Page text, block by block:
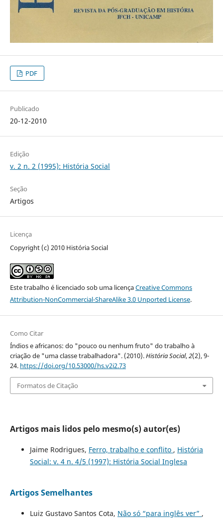
PDF
Publicado
20-12-2010
Edição
v. 2 n. 2 (1995): História Social
Seção
Artigos
Licença
Copyright (c) 2010 História Social
Este trabalho é licenciado sob uma licençaCreative Commons
Attribution-NonCommercial-ShareAlike 3.0 Unported License.
Como Citar
Índios e africanos: do "pouco ou nenhum fruto" do trabalho à
criação de "uma classe trabalhadora". (2010).História Social,2(2), 9-
24. https://doi.org/10.53000/hs.v2i2.73
Formatos de Citação
Artigos mais lidos pelo mesmo(s) autor(es)
Jaime Rodrigues, Ferro, trabalho e conflito , História
Social: v. 4 n. 4/5 (1997): História Social Inglesa
Artigos Semelhantes
Luiz Gustavo Santos Cota, Não só “para inglês ver” ,